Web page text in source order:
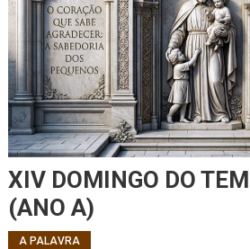
XIV DOMINGO DO
(ANO A)
A PALAVRA